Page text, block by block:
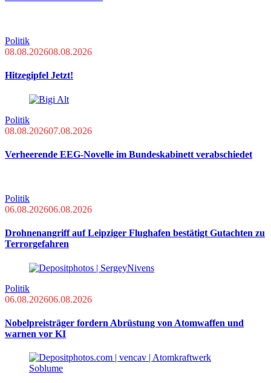
Politik
08.08.202608.08.2026
Hitzegipfel Jetzt!
Politik
08.08.202607.08.2026
Verheerende EEG-Novelle im Bundeskabinett verabschiedet
Politik
06.08.202606.08.2026
Drohnenangriff auf Leipziger Flughafen bestätigt Gutachten zu
Terrorgefahren
Politik
06.08.202606.08.2026
Nobelpreisträger fordern Abrüstung von Atomwaffen und
warnen vor KI